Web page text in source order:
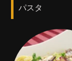
パスタ